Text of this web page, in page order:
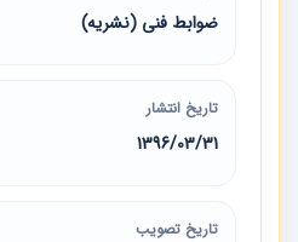
ضوابط فنی (نشریه)
تاریخ انتشار
1396/03/31
تاریخ تصویب